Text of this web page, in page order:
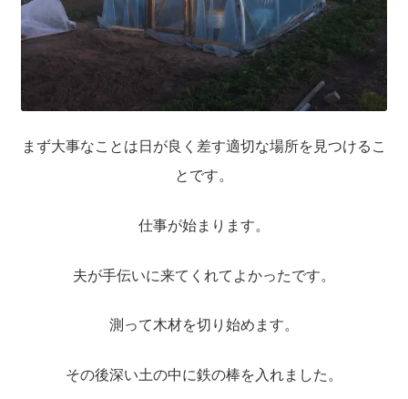
会員ページ
お買い物カゴ
まず大事なことは日が良く差す適切な場所を見つけるこ
とです。
仕事が始まります。
夫が手伝いに来てくれてよかったです。
測って木材を切り始めます。
その後深い土の中に鉄の棒を入れました。